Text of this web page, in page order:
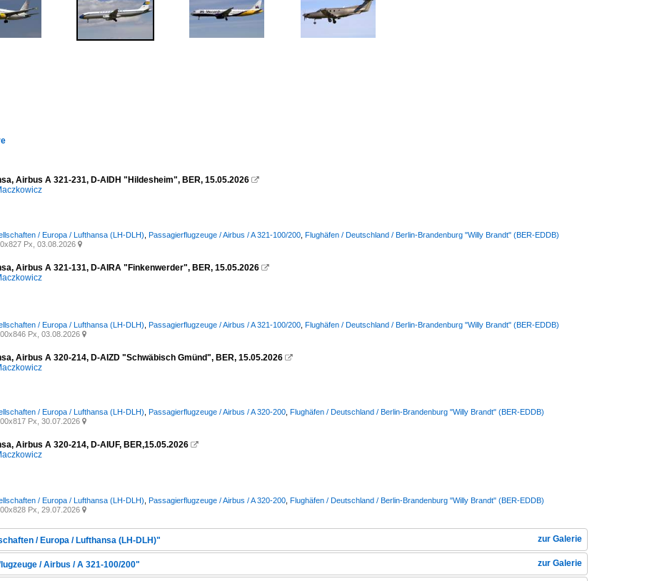
Airbus A 321-231, D-AIDH "Hildesheim", BER, 15.05.2026 
/ Europa / Lufthansa (LH-DLH) Passagierflugzeuge / Airbus / A 321-100/200 Flughäfen / Deutschland / Berlin-Brandenburg "Willy Brandt" (BER-EDDB)
Px, 03.08.2026 
Airbus A 321-131, D-AIRA "Finkenwerder", BER, 15.05.2026 
/ Europa / Lufthansa (LH-DLH) Passagierflugzeuge / Airbus / A 321-100/200 Flughäfen / Deutschland / Berlin-Brandenburg "Willy Brandt" (BER-EDDB)
Px, 03.08.2026 
Airbus A 320-214, D-AIZD "Schwäbisch Gmünd", BER, 15.05.2026 
/ Europa / Lufthansa (LH-DLH) Passagierflugzeuge / Airbus / A 320-200 Flughäfen / Deutschland / Berlin-Brandenburg "Willy Brandt" (BER-EDDB)
Px, 30.07.2026 
Airbus A 320-214, D-AIUF, BER,15.05.2026 
/ Europa / Lufthansa (LH-DLH) Passagierflugzeuge / Airbus / A 320-200 Flughäfen / Deutschland / Berlin-Brandenburg "Willy Brandt" (BER-EDDB)
Px, 29.07.2026 
zur Galerie
/ Europa / Lufthansa (LH-DLH)"
zur Galerie
/ Airbus / A 321-100/200"